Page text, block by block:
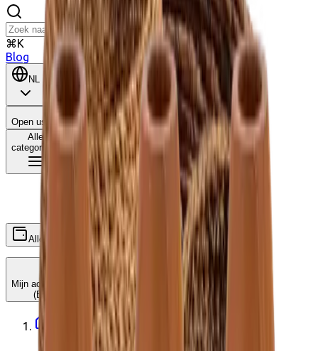
⌘K
Blog
NL BE
Open user menu
Winkelwagen
Alle
categorieën
Alle
Ecocheques
Cadeaucheques
Wat is dit?
Mijn accounts koppelen
(Edenred, ...)
Startpagina